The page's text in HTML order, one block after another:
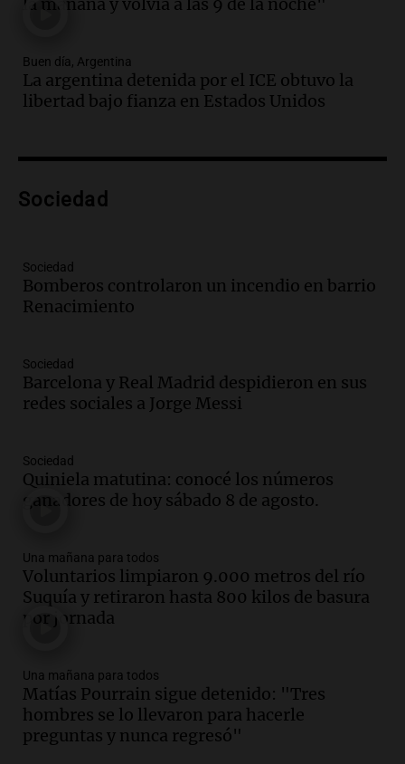
Audio.Voluntarios limpiaron 9.000
Una mañana para todos
Episodios
La historia de la servilleta que
contrato de Leo con Barcelona
Episodios
Una mañana para todos
Episodios
Vargas en 2007
Una mañana para todos
Episodios
las nuevas detenciones: "En esa casa
todos tenían algo que ver"
Una mañana para todos
Audio.
Una nutricionista derribó el mito
del desayuno ideal: qué alimentos
conviene priorizar
Una mañana para todos
Audio.Murió Jorge Messi
Una mañana para todos
Episodios
la mañana y volvía a las 9 de la noche"
Buen día, Argentina
La argentina detenida por el ICE obtuvo la
libertad bajo fianza en Estados Unidos
Sociedad
Sociedad
Bomberos controlaron un incendio en barrio
Renacimiento
Sociedad
Barcelona y Real Madrid despidieron en sus
redes sociales a Jorge Messi
Sociedad
Quiniela matutina: conocé los números
ganadores de hoy sábado 8 de agosto.
Una mañana para todos
Voluntarios limpiaron 9.000 metros del río
Suquía y retiraron hasta 800 kilos de basura
por jornada
Una mañana para todos
Matías Pourrain sigue detenido: "Tres
hombres se lo llevaron para hacerle
preguntas y nunca regresó"